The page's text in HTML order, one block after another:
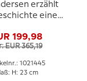
erzählt
einem
Figur Nr. 2037
445
199,98
EUR 365,19
1021445
H: 23 cm